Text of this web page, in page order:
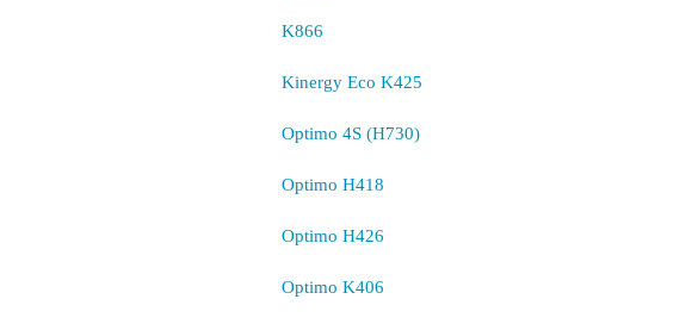
K866
Kinergy Eco K425
Optimo 4S (H730)
Optimo H418
Optimo H426
Optimo K406